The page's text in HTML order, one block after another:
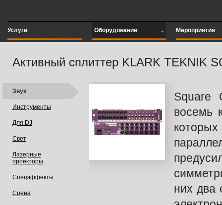
Услуги Оборудование Мероприятия
Активный сплиттер KLARK TEKNIK
Звук
Инструменты
Для DJ
Свет
Лазерные
проекторы
Спецэффекты
Сцена
Square
восемь
них два